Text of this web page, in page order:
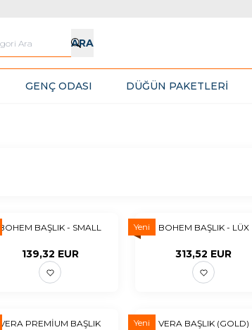
ARA
GENÇ ODASI DÜĞÜN PAKETLERİ
BOHEM BAŞLIK - SMALL
139,32 EUR
Yeni BOHEM BAŞLIK - LÜX
313,52 EUR
VERA PREMİUM BAŞLIK
Yeni VERA BAŞLIK (GOLD)